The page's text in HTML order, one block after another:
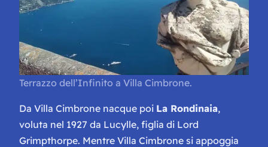
Terrazzo dell’Infinito a Villa Cimbrone.
Da Villa Cimbrone nacque poi La Rondinaia,
voluta nel 1927 da Lucylle, figlia di Lord
Grimpthorpe. Mentre Villa Cimbrone si appoggia